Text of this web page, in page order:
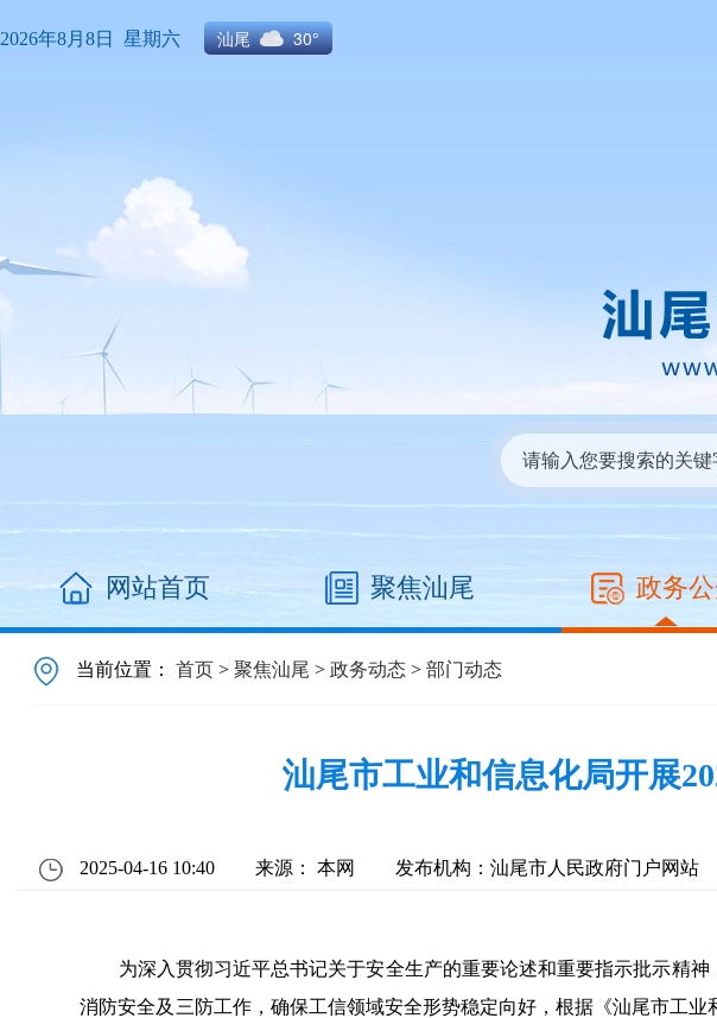
2026年8月8日 星期六 汕尾 30°
网站首页 聚焦汕尾 政务
当前位置：首页 >聚焦汕尾 >政务动态 >部门动态
汕尾市工业和信息化局开展
2025-04-16 10:40 来源： 本网 发布机构：汕尾市人民政府门户网站
为深入贯彻习近平总书记关于安全生产的重要论述和重要指示批示精神
消防安全及三防工作，确保工信领域安全形势稳定向好，根据《汕尾市工